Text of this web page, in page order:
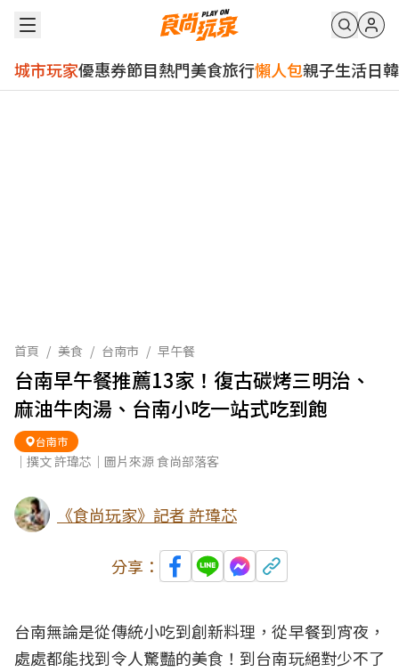
城市玩家優惠券節目熱門美食旅行懶人包親子生活日韓
首頁 / 美食 / 台南市 / 早午餐
台南早午餐推薦13家！復古碳烤三明治、
麻油牛肉湯、台南小吃一站式吃到飽
台南市
｜撰文 許瑋芯｜圖片來源 食尚部落客
《食尚玩家》記者 許瑋芯
分享：
台南無論是從傳統小吃到創新料理，從早餐到宵夜，
處處都能找到令人驚豔的美食！到台南玩絕對少不了